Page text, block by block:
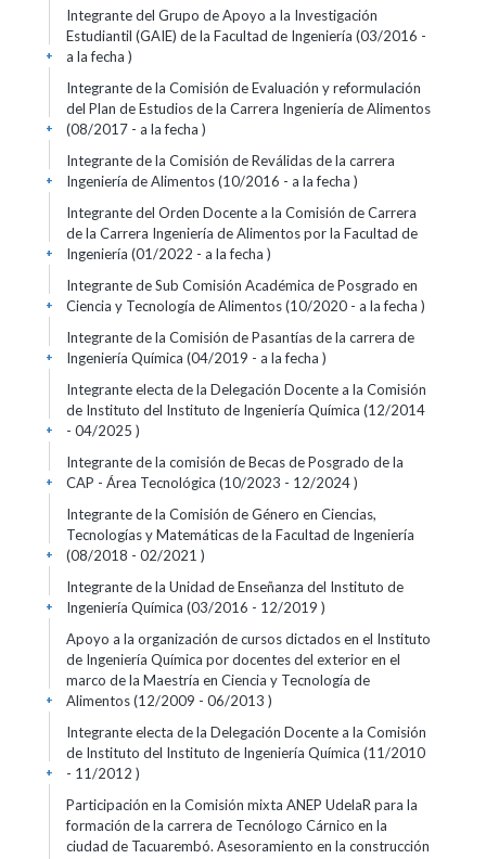
Integrante del Grupo de Apoyo a la Investigación
Estudiantil (GAIE) de la Facultad de Ingeniería (03/2016 -
a la fecha )
+
Integrante de la Comisión de Evaluación y reformulación
del Plan de Estudios de la Carrera Ingeniería de Alimentos
(08/2017 - a la fecha )
+
Integrante de la Comisión de Reválidas de la carrera
Ingeniería de Alimentos (10/2016 - a la fecha )
+
Integrante del Orden Docente a la Comisión de Carrera
de la Carrera Ingeniería de Alimentos por la Facultad de
Ingeniería (01/2022 - a la fecha )
+
Integrante de Sub Comisión Académica de Posgrado en
Ciencia y Tecnología de Alimentos (10/2020 - a la fecha )
+
Integrante de la Comisión de Pasantías de la carrera de
Ingeniería Química (04/2019 - a la fecha )
+
Integrante electa de la Delegación Docente a la Comisión
de Instituto del Instituto de Ingeniería Química (12/2014
- 04/2025 )
+
Integrante de la comisión de Becas de Posgrado de la
CAP - Área Tecnológica (10/2023 - 12/2024 )
+
Integrante de la Comisión de Género en Ciencias,
Tecnologías y Matemáticas de la Facultad de Ingeniería
(08/2018 - 02/2021 )
+
Integrante de la Unidad de Enseñanza del Instituto de
Ingeniería Química (03/2016 - 12/2019 )
+
Apoyo a la organización de cursos dictados en el Instituto
de Ingeniería Química por docentes del exterior en el
marco de la Maestría en Ciencia y Tecnología de
Alimentos (12/2009 - 06/2013 )
+
Integrante electa de la Delegación Docente a la Comisión
de Instituto del Instituto de Ingeniería Química (11/2010
- 11/2012 )
+
Participación en la Comisión mixta ANEP UdelaR para la
formación de la carrera de Tecnólogo Cárnico en la
ciudad de Tacuarembó. Asesoramiento en la construcción